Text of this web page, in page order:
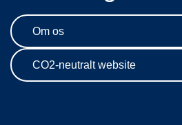
Om os
CO2-neutralt website